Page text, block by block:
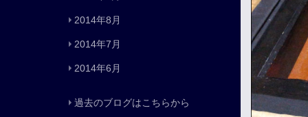
2014年8月
2014年7月
2014年6月
過去のブログはこちらから